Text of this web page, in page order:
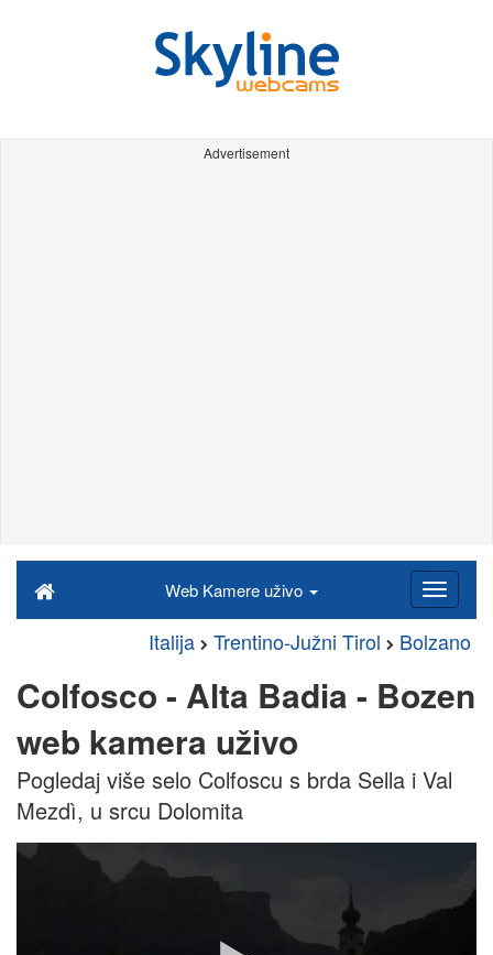
Advertisement
Web Kamere uživo
Italija Trentino-Južni Tirol Bolzano
Colfosco - Alta Badia - Bozen
web kamera uživo
Pogledaj više selo Colfoscu s brda Sella i Val
Mezdì, u srcu Dolomita